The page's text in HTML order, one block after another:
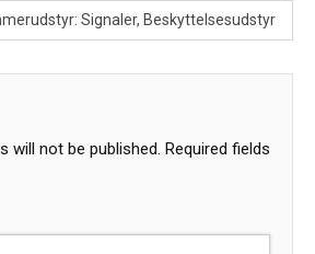
Signaler, Beskyttelsesudstyr
will not be published. Required fields